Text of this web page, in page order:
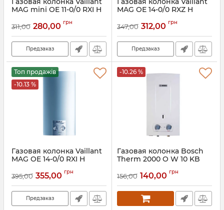
MAG mini OE 11-0/0 RXI H
Артикул: 311260
311,00 280,00 грн
Предзаказ
MAG OE 14-0/0 RXZ H
Артикул: 311392
347,00 312,00 грн
Предзаказ
Топ продажів
-10.13 %
Газовая колонка Vaillant
MAG OE 14-0/0 RXI H
Артикул: 311591
395,00 355,00 грн
Предзаказ
-10.26 %
Газовая колонка Bosch
Therm 2000 O W 10 KB
156,00 140,00 грн